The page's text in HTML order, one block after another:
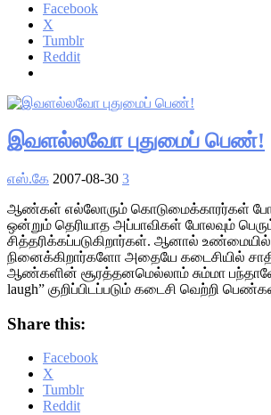
Facebook
X
Tumblr
Reddit
இவளல்லவோ புதுமைப் பெண்!
எஸ்.கே 2007-08-30 3
ஆண்கள் எல்லோரும் கொடுமைக்காரர்கள்
ஒன்றும் தெரியாத அப்பாவிகள் போலவும்
சித்தரிக்கப்படுகிறார்கள். ஆனால்
நினைக்கிறார்களோ அதையே கடைசியில்
ஆண்களின் சூரத்தனமெல்லாம் சும்மா
laugh” குறிப்பிடப்படும் கடைசி வெற்றி
Share this:
Facebook
X
Tumblr
Reddit